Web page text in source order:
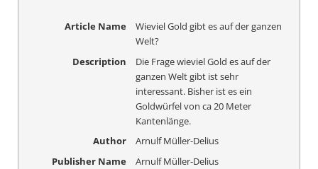
Article Name
Wieviel Gold gibt es auf der ganzen
Welt?
Description
Die Frage wieviel Gold es auf der
ganzen Welt gibt ist sehr
interessant. Bisher ist es ein
Goldwürfel von ca 20 Meter
Kantenlänge.
Author
Arnulf Müller-Delius
Publisher Name
Arnulf Müller-Delius